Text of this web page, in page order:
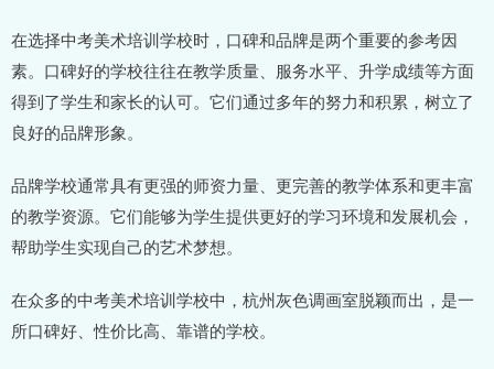
在选择中考美术培训学校时，口碑和品牌是两个重要的参考因
素。口碑好的学校往往在教学质量、服务水平、升学成绩等方面
得到了学生和家长的认可。它们通过多年的努力和积累，树立了
良好的品牌形象。
品牌学校通常具有更强的师资力量、更完善的教学体系和更丰富
的教学资源。它们能够为学生提供更好的学习环境和发展机会，
帮助学生实现自己的艺术梦想。
在众多的中考美术培训学校中，杭州灰色调画室脱颖而出，是一
所口碑好、性价比高、靠谱的学校。